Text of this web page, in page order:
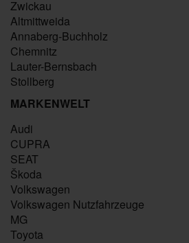
Zwickau
Altmittweida
Annaberg-Buchholz
Chemnitz
Lauter-Bernsbach
Stollberg
MARKENWELT
Audi
CUPRA
SEAT
Škoda
Volkswagen
Volkswagen Nutzfahrzeuge
MG
Toyota